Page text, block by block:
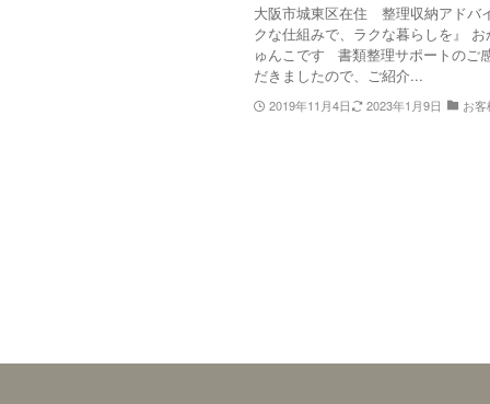
大阪市城東区在住 整理収納アドバ
クな仕組みで、ラクな暮らしを』
ゅんこです 書類整理サポートのご
だきましたので、ご紹介...
2019年11月4日 2023年1月9日 お